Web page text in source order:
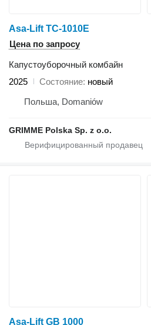
Asa-Lift TC-1010E
Цена по запросу
Капустоуборочный комбайн
2025
Состояние новый
Польша, Domaniów
GRIMME Polska Sp. z o.o.
Asa-Lift GB 1000